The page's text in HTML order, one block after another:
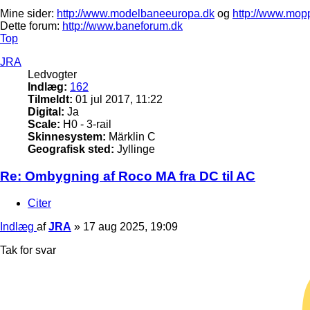
Mine sider: http://www.modelbaneeuropa.dk og http://
Dette forum: http://www.baneforum.dk
Top
JRA
Ledvogter
Indlæg: 162
Tilmeldt: 01 jul 2017, 11:22
Digital: Ja
Scale: H0 - 3-rail
Skinnesystem: Märklin C
Geografisk sted: Jyllinge
Re: Ombygning af Roco MA fra DC til AC
Citer
Indlæg afJRA » 17 aug 2025, 19:09
Tak for svar